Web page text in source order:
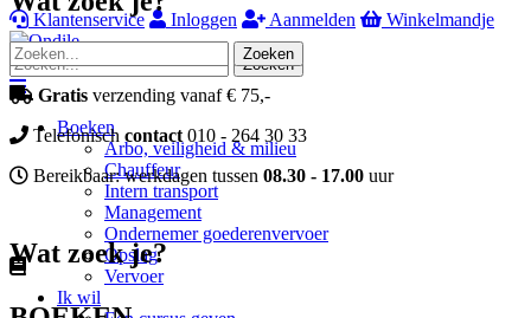
Klantenservice Inloggen Aanmelden Winkelmandje
Zoeken
Navigation
Boeken
Arbo, veiligheid & milieu
Chauffeur
Intern transport
Management
Ondernemer goederenvervoer
Opslag
Vervoer
Ik wil
Wat zoek je?
Zoeken
Gratis verzending vanaf € 75,-
Telefonisch contact 010 - 264 30 33
Bereikbaar: werkdagen tussen 08.30 - 17.00 uur